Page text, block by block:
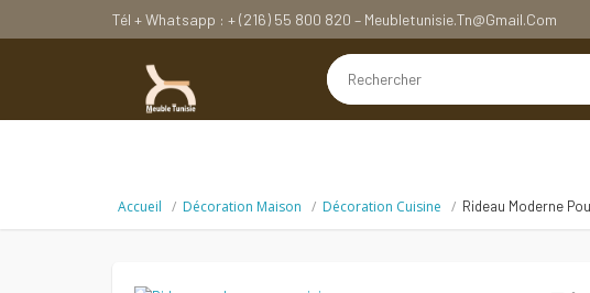
Tél + Whatsapp : + (216) 55 800 820 – Meubletunisie.tn@gmail.com
Accueil Décoration Maison Décoration Cuisine Rideau Moderne